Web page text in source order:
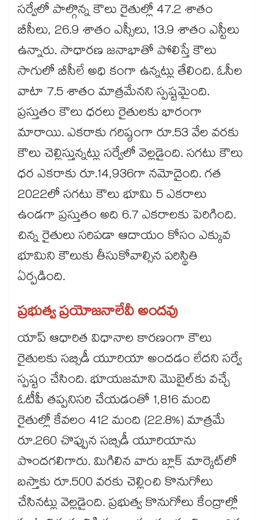
సర్వేలో పాల్గొన్న కౌలు రైతుల్లో 47.2 శాతం
బీసీలు, 26.9 శాతం ఎస్సీలు, 13.9 శాతం ఎస్టీలు
ఉన్నారు. సాధారణ జనాభాతో పోలిస్తే కౌలు
సాగులో బీసీలే అధి కంగా ఉన్నట్లు తేలింది. ఓసీల
వాటా 7.5 శాతం మాత్రమేనని స్పష్టమైంది.
ప్రస్తుతం కౌలు ధరలు రైతులకు భారంగా
మారాయి. ఎకరాకు గరిష్ఠంగా రూ.53 వేల వరకు
కౌలు చెల్లిస్తున్నట్లు సర్వేలో వెల్లడైంది. సగటు కౌలు
ధర ఎకరాకు రూ.14,936గా నమోదైంది. గత
2022లో సగటు కౌలు భూమి 5 ఎకరాలు
ఉండగా ప్రస్తుతం అది 6.7 ఎకరాలకు పెరిగింది.
చిన్న రైతులు సరిపడా ఆదాయం కోసం ఎక్కువ
భూమిని కౌలుకు తీసుకోవాల్సిన పరిస్థితి
ఏర్పడింది.
ప్రభుత్వ ప్రయోజనాలేవీ అందవు
యాప్ ఆధారిత విధానాల కారణంగా కౌలు
రైతులకు సబ్సిడీ యూరియా అందడం లేదని సర్వే
స్పష్టం చేసింది. భూయజమాని మొబైల్‌‌‌‌కు వచ్చే
ఓటీపీ తప్పనిసరి చేయడంతో 1,816 మంది
రైతుల్లో కేవలం 412 మంది (22.8%) మాత్రమే
రూ.260 చొప్పున సబ్సిడీ యూరియాను
పొందగలిగారు. మిగిలిన వారు బ్లాక్ మార్కెట్‌‌‌‌లో
బస్తాకు రూ.500 వరకు చెల్లించి కొనుగోలు
చేసినట్లు వెల్లడైంది. ప్రభుత్వ కొనుగోలు కేంద్రాల్లో